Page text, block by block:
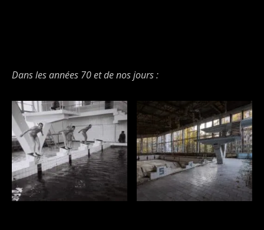
Dans les années 70 et de nos jours :